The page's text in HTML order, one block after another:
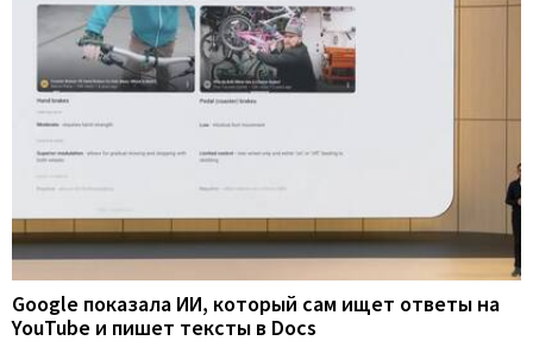
Google показала ИИ, который сам ищет ответы на
YouTube и пишет тексты в Docs